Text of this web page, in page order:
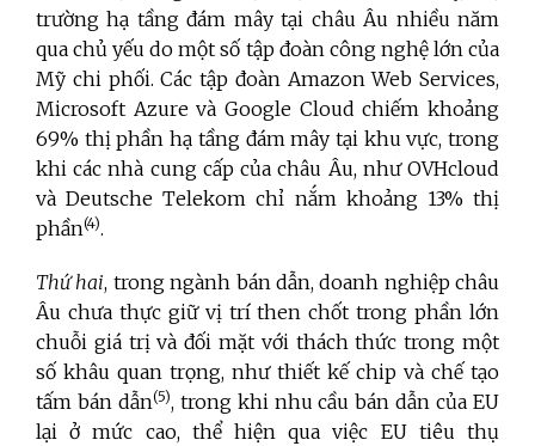
trường hạ tầng đám mây tại châu Âu nhiều năm
qua chủ yếu do một số tập đoàn công nghệ lớn của
Mỹ chi phối. Các tập đoàn Amazon Web Services,
Microsoft Azure và Google Cloud chiếm khoảng
69% thị phần hạ tầng đám mây tại khu vực, trong
khi các nhà cung cấp của châu Âu, như OVHcloud
và Deutsche Telekom chỉ nắm khoảng 13% thị
phần(4).
Thứ hai, trong ngành bán dẫn, doanh nghiệp châu
Âu chưa thực giữ vị trí then chốt trong phần lớn
chuỗi giá trị và đối mặt với thách thức trong một
số khâu quan trọng, như thiết kế chip và chế tạo
tấm bán dẫn(5), trong khi nhu cầu bán dẫn của EU
lại ở mức cao, thể hiện qua việc EU tiêu thụ